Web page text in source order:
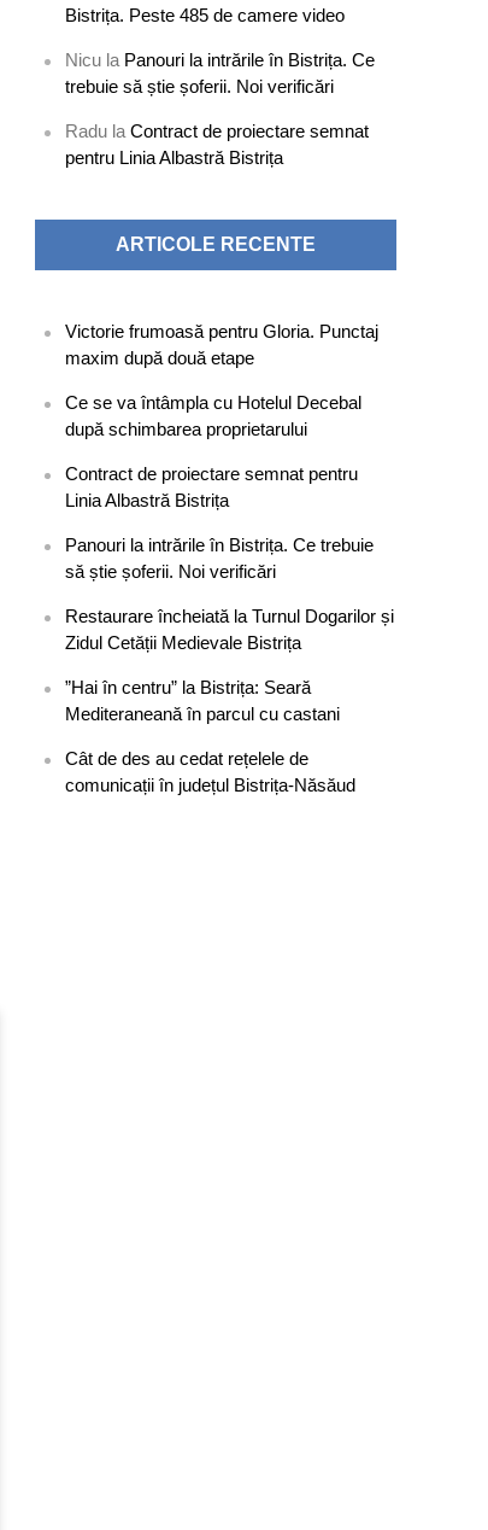
Bistrița. Peste 485 de camere video
Nicu la Panouri la intrările în Bistrița. Ce
trebuie să știe șoferii. Noi verificări
Radu laContract de proiectare semnat
pentru Linia Albastră Bistrița
ARTICOLE RECENTE
Victorie frumoasă pentru Gloria. Punctaj
maxim după două etape
Ce se va întâmpla cu Hotelul Decebal
după schimbarea proprietarului
Contract de proiectare semnat pentru
Linia Albastră Bistrița
Panouri la intrările în Bistrița. Ce trebuie
să știe șoferii. Noi verificări
Restaurare încheiată la Turnul Dogarilor și
Zidul Cetății Medievale Bistrița
”Hai în centru” la Bistrița: Seară
Mediteraneană în parcul cu castani
Cât de des au cedat rețelele de
comunicații în județul Bistrița-Năsăud